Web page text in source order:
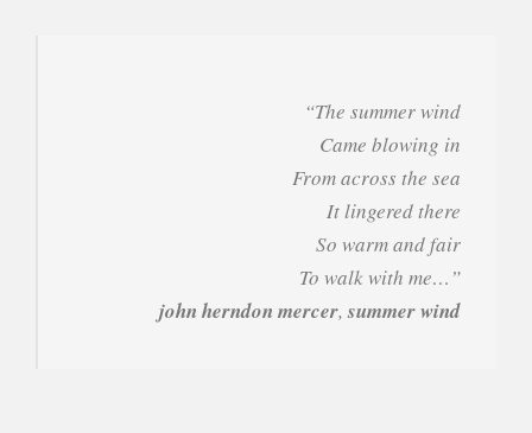
“The summer wind
Came blowing in
From across the sea
It lingered there
So warm and fair
To walk with me…”
john herndon mercer,summer wind